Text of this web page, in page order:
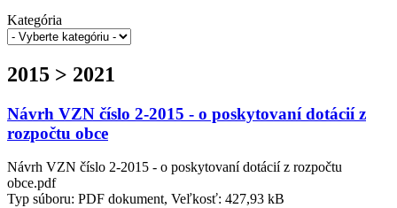
Kategória
2015 > 2021
Návrh VZN číslo 2-2015 - o poskytovaní dotácií z
rozpočtu obce
Návrh VZN číslo 2-2015 - o poskytovaní dotácií z rozpočtu
obce.pdf
Typ súboru: PDF dokument, Veľkosť: 427,93 kB